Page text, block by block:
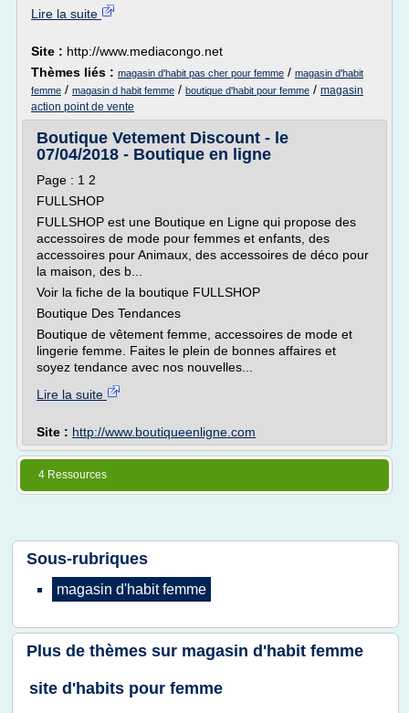
Lire la suite
Site : http://www.mediacongo.net
Thèmes liés : magasin d'habit pas cher pour femme / magasin d'habit
femme / magasin d habit femme / boutique d'habit pour femme / magasin
action point de vente
Boutique Vetement Discount - le
07/04/2018 - Boutique en ligne
Page : 1 2
FULLSHOP
FULLSHOP est une Boutique en Ligne qui propose des
accessoires de mode pour femmes et enfants, des
accessoires pour Animaux, des accessoires de déco pour
la maison, des b...
Voir la fiche de la boutique FULLSHOP
Boutique Des Tendances
Boutique de vêtement femme, accessoires de mode et
lingerie femme. Faites le plein de bonnes affaires et
soyez tendance avec nos nouvelles...
Lire la suite
Site : http://www.boutiqueenligne.com
4 Ressources
Sous-rubriques
magasin d'habit femme
Plus de thèmes sur magasin d'habit femme
site d'habits pour femme